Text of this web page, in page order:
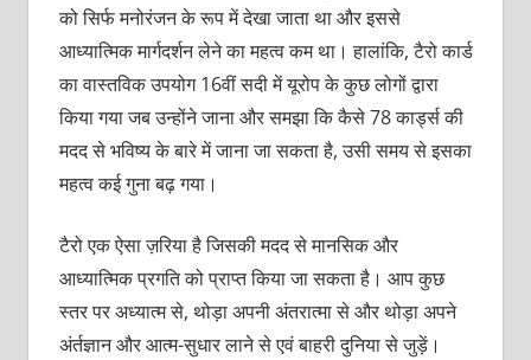
को सिर्फ मनोरंजन के रूप में देखा जाता था और इससे
आध्‍यात्मिक मार्गदर्शन लेने का महत्‍व कम था। हालांकि, टैरो कार्ड
का वास्तविक उपयोग 16वीं सदी में यूरोप के कुछ लोगों द्वारा
किया गया जब उन्होंने जाना और समझा कि कैसे 78 कार्ड्स की
मदद से भविष्य के बारे में जाना जा सकता है, उसी समय से इसका
महत्व कई गुना बढ़ गया।
टैरो एक ऐसा ज़रिया है जिसकी मदद से मानसिक और
आध्‍यात्मिक प्रगति को प्राप्‍त किया जा सकता है। आप कुछ
स्‍तर पर अध्‍यात्‍म से, थोड़ा अपनी अंतरात्‍मा से और थोड़ा अपने
अंर्तज्ञान और आत्‍म-सुधार लाने से एवं बाहरी दुनिया से जुड़ें।